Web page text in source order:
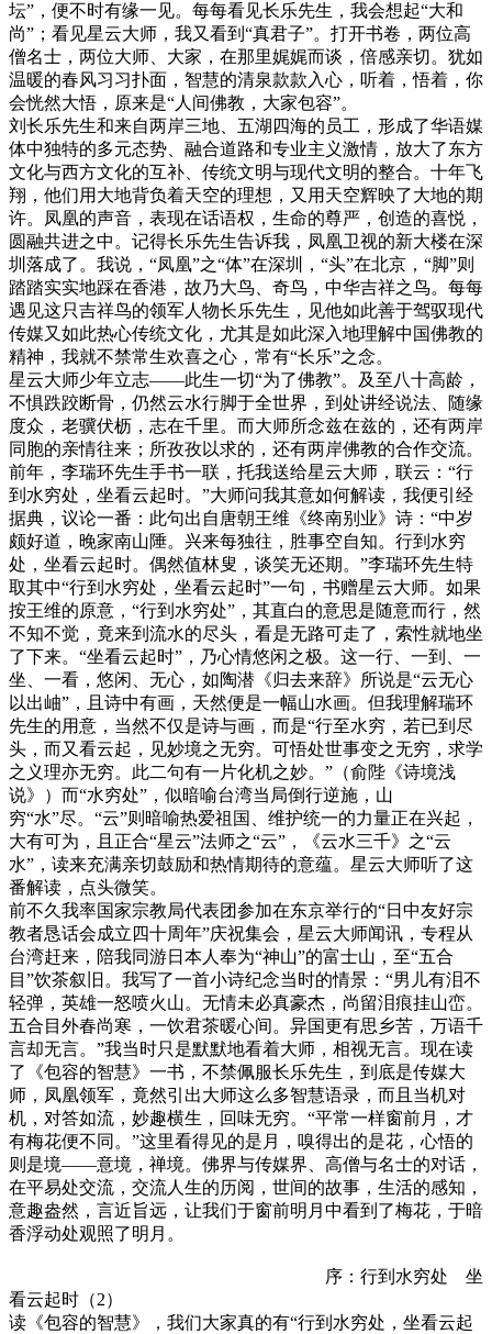
坛”，便不时有缘一见。每每看见长乐先生，我会想起“大和
尚”；看见星云大师，我又看到“真君子”。打开书卷，两位高
僧名士，两位大师、大家，在那里娓娓而谈，倍感亲切。犹如
温暖的春风习习扑面，智慧的清泉款款入心，听着，悟着，你
会恍然大悟，原来是“人间佛教，大家包容”。
刘长乐先生和来自两岸三地、五湖四海的员工，形成了华语媒
体中独特的多元态势、融合道路和专业主义激情，放大了东方
文化与西方文化的互补、传统文明与现代文明的整合。十年飞
翔，他们用大地背负着天空的理想，又用天空辉映了大地的期
许。凤凰的声音，表现在话语权，生命的尊严，创造的喜悦，
圆融共进之中。记得长乐先生告诉我，凤凰卫视的新大楼在深
圳落成了。我说，“凤凰”之“体”在深圳，“头”在北京，“脚”则
踏踏实实地踩在香港，故乃大鸟、奇鸟，中华吉祥之鸟。每每
遇见这只吉祥鸟的领军人物长乐先生，见他如此善于驾驭现代
传媒又如此热心传统文化，尤其是如此深入地理解中国佛教的
精神，我就不禁常生欢喜之心，常有“长乐”之念。
星云大师少年立志——此生一切“为了佛教”。及至八十高龄，
不惧跌跤断骨，仍然云水行脚于全世界，到处讲经说法、随缘
度众，老骥伏枥，志在千里。而大师所念兹在兹的，还有两岸
同胞的亲情往来；所孜孜以求的，还有两岸佛教的合作交流。
前年，李瑞环先生手书一联，托我送给星云大师，联云：“行
到水穷处，坐看云起时。”大师问我其意如何解读，我便引经
据典，议论一番：此句出自唐朝王维《终南别业》诗：“中岁
颇好道，晚家南山陲。兴来每独往，胜事空自知。行到水穷
处，坐看云起时。偶然值林叟，谈笑无还期。”李瑞环先生特
取其中“行到水穷处，坐看云起时”一句，书赠星云大师。如果
按王维的原意，“行到水穷处”，其直白的意思是随意而行，然
不知不觉，竟来到流水的尽头，看是无路可走了，索性就地坐
了下来。“坐看云起时”，乃心情悠闲之极。这一行、一到、一
坐、一看，悠闲、无心，如陶潜《归去来辞》所说是“云无心
以出岫”，且诗中有画，天然便是一幅山水画。但我理解瑞环
先生的用意，当然不仅是诗与画，而是“行至水穷，若已到尽
头，而又看云起，见妙境之无穷。可悟处世事变之无穷，求学
之义理亦无穷。此二句有一片化机之妙。”（俞陛《诗境浅
说》）而“水穷处”，似暗喻台湾当局倒行逆施，山
穷“水”尽。“云”则暗喻热爱祖国、维护统一的力量正在兴起，
大有可为，且正合“星云”法师之“云”，《云水三千》之“云
水”，读来充满亲切鼓励和热情期待的意蕴。星云大师听了这
番解读，点头微笑。
前不久我率国家宗教局代表团参加在东京举行的“日中友好宗
教者恳话会成立四十周年”庆祝集会，星云大师闻讯，专程从
台湾赶来，陪我同游日本人奉为“神山”的富士山，至“五合
目”饮茶叙旧。我写了一首小诗纪念当时的情景：“男儿有泪不
轻弹，英雄一怒喷火山。无情未必真豪杰，尚留泪痕挂山峦。
五合目外春尚寒，一饮君茶暖心间。异国更有思乡苦，万语千
言却无言。”我当时只是默默地看着大师，相视无言。现在读
了《包容的智慧》一书，不禁佩服长乐先生，到底是传媒大
师，凤凰领军，竟然引出大师这么多智慧语录，而且当机对
机，对答如流，妙趣横生，回味无穷。“平常一样窗前月，才
有梅花便不同。”这里看得见的是月，嗅得出的是花，心悟的
则是境——意境，禅境。佛界与传媒界、高僧与名士的对话，
在平易处交流，交流人生的历阅，世间的故事，生活的感知，
意趣盎然，言近旨远，让我们于窗前明月中看到了梅花，于暗
香浮动处观照了明月。
序：行到水穷处 坐
看云起时（2）
读《包容的智慧》，我们大家真的有“行到水穷处，坐看云起